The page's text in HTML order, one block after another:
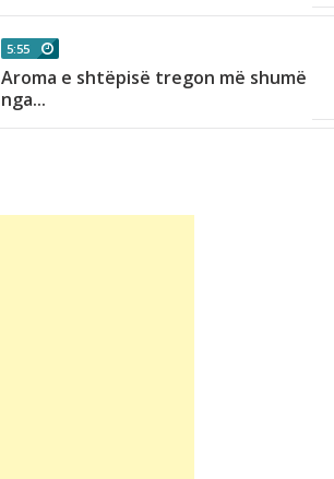
5:55
Aroma e shtëpisë tregon më shumë
nga...